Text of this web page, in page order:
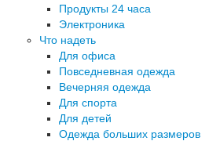
Продукты 24 часа
Электроника
Что надеть
Для офиса
Повседневная одежда
Вечерняя одежда
Для спорта
Для детей
Одежда больших размеров